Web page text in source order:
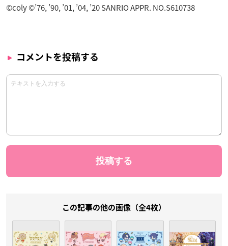
©coly ©’76, ’90, ’01, ’04, ’20 SANRIO APPR. NO.S610738
コメントを投稿する
この記事の他の画像（全4枚）